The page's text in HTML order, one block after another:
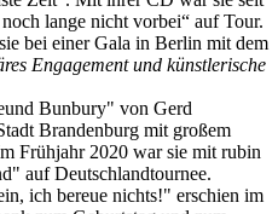
lange nicht vorbei“ auf Tour.
bei einer Gala in Berlin mit dem
Engagement und künstlerische
Bunbury" von Gerd
Brandenburg mit großem
Frühjahr 2020 war sie mit rubin
auf Deutschlandtournee.
ich bereue nichts!" erschien im